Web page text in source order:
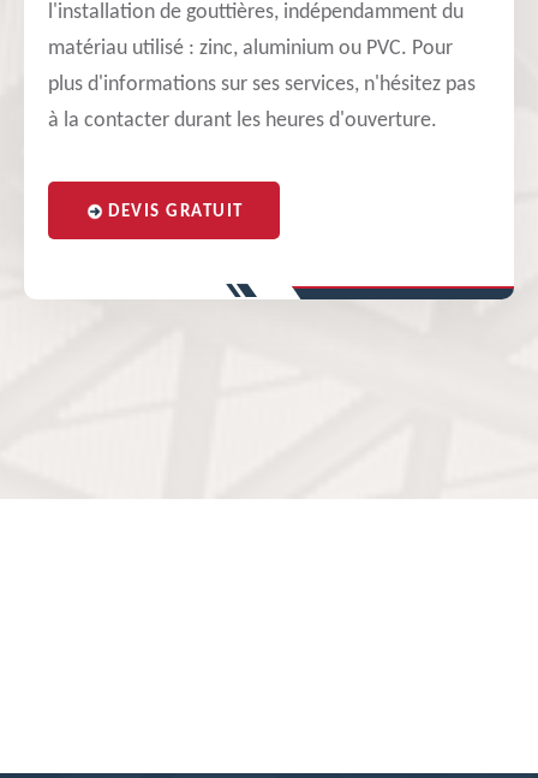
l'installation de gouttières, indépendamment du
matériau utilisé : zinc, aluminium ou PVC. Pour
plus d'informations sur ses services, n'hésitez pas
à la contacter durant les heures d'ouverture.
DEVIS GRATUIT